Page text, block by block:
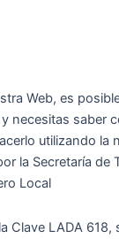
Web, es
necesitas saber
utilizando la
la Secretaría de
Local
Clave LADA 618,